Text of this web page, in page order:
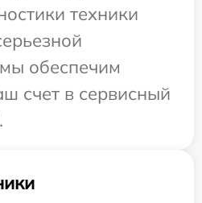
техники
обеспечим
счет в сервисный